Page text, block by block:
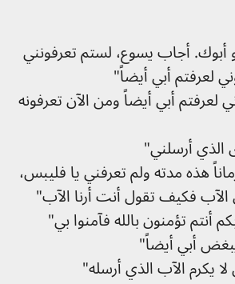
أبوك. أجاب يسوع، لستم تعرفونني
لعرفتم أبي أيضاً"
لعرفتم أبي أيضاً ومن الآن تعرفونه
الذي أرسلني"
هذه مدته ولم تعرفني يا فليبس،
الآب فكيف تقول أنت أرنا الآب"
أنتم تؤمنون بالله فآمنوا بي"
أبي أيضاً"
لا يكرم الآب الذي أرسله"